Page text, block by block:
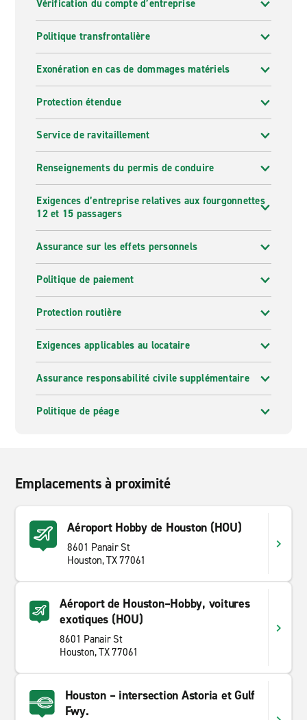
Vérification du compte d’entreprise
Politique transfrontalière
Exonération en cas de dommages matériels
Protection étendue
Service de ravitaillement
Renseignements du permis de conduire
Exigences d’entreprise relatives aux fourgonnettes
12 et 15 passagers
Assurance sur les effets personnels
Politique de paiement
Protection routière
Exigences applicables au locataire
Assurance responsabilité civile supplémentaire
Politique de péage
Emplacements à proximité
Aéroport Hobby de Houston (HOU)
8601 Panair St
Houston, TX 77061
Aéroport de Houston–Hobby, voitures
exotiques (HOU)
8601 Panair St
Houston, TX 77061
Houston – intersection Astoria et Gulf
Fwy.